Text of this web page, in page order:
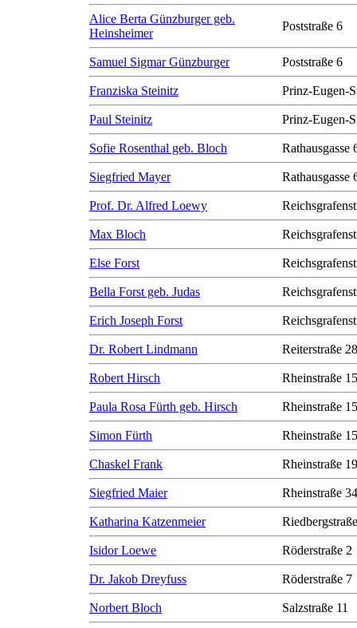
Alice Berta Günzburger geb.
Heinsheimer
Poststraße 6
Samuel Sigmar Günzburger Poststraße 6
Franziska Steinitz Prinz-Eugen-
Paul Steinitz Prinz-Eugen-
Sofie Rosenthal geb. Bloch Rathausgasse
Siegfried Mayer Rathausgasse
Prof. Dr. Alfred Loewy
Max Bloch
Else Forst
Bella Forst geb. Judas
Erich Joseph Forst
Dr. Robert Lindmann Reiterstraße 28
Robert Hirsch Rheinstraße 15
Paula Rosa Fürth geb. Hirsch Rheinstraße 15
Simon Fürth Rheinstraße 15
Chaskel Frank Rheinstraße 19
Siegfried Maier Rheinstraße 34
Katharina Katzenmeier
Isidor Loewe Röderstraße 2
Dr. Jakob Dreyfuss Röderstraße 7
Norbert Bloch Salzstraße 11